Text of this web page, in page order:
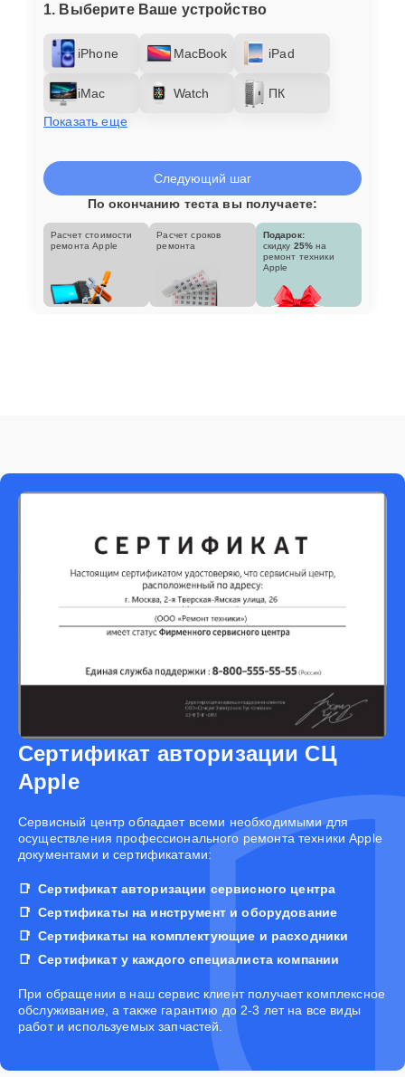
1. Выберите Ваше устройство
iPhone MacBook iPad
iMac Watch
ПК
Показать еще
Следующий шаг
По окончанию теста вы получаете:
Расчет стоимости
ремонта Apple
Расчет сроков
ремонта
Подарок:
скидку 25% на
ремонт техники
Apple
Сертификат авторизации СЦ
Apple
Cервисный центр обладает всеми необходимыми для
осуществления профессионального ремонта техники Apple
документами и сертификатами:
Сертификат авторизации сервисного центра
Сертификаты на инструмент и оборудование
Сертификаты на комплектующие и расходники
Сертификат у каждого специалиста компании
При обращении в наш сервис клиент получает комплексное
обслуживание, а также гарантию до 2-3 лет на все виды
работ и используемых запчастей.